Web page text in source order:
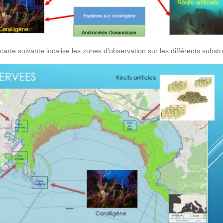
suivante localise les zones d’observation sur les différents